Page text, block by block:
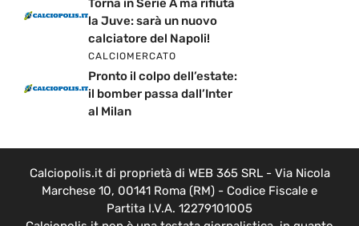
Torna in Serie A ma rifiuta
la Juve: sarà un nuovo
calciatore del Napoli!
CALCIOMERCATO
Pronto il colpo dell’estate:
il bomber passa dall’Inter
al Milan
Calciopolis.it di proprietà di WEB 365 SRL - Via Nicola
Marchese 10, 00141 Roma (RM) - Codice Fiscale e
Partita I.V.A. 12279101005